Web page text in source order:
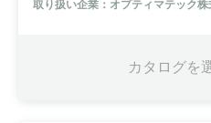
取り扱い企業：オプティマテック
カタログを